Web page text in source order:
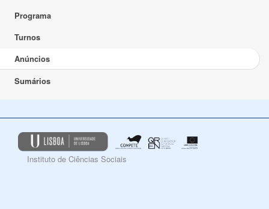
Programa
Turnos
Anúncios
Sumários
Instituto de Ciências Sociais